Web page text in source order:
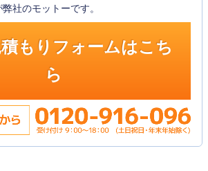
社のモットーです。
もりフォームはこち
ら